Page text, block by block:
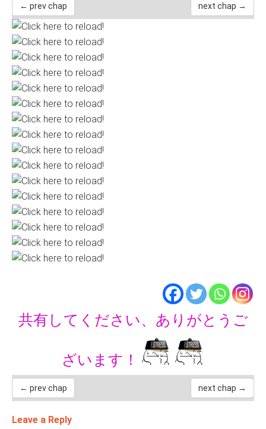
← prev chap next chap →
共有してください、ありがとうご
ざいます！
← prev chap next chap →
Leave a Reply